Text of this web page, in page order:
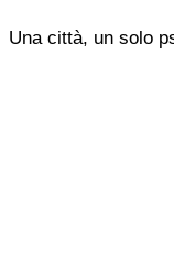
Una città, un solo